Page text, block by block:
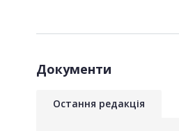
Документи
Остання редакція